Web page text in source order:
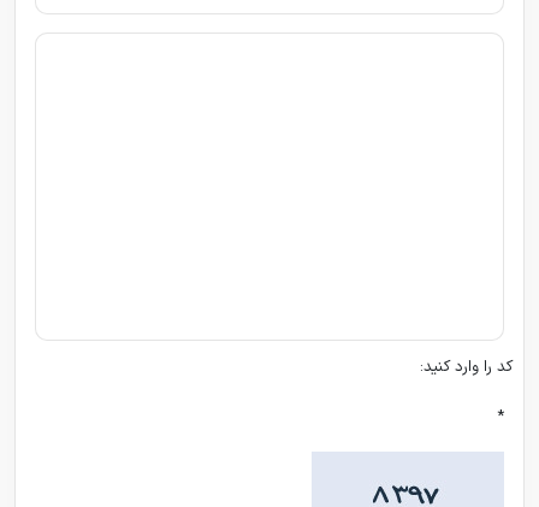
کد را وارد کنید:
*